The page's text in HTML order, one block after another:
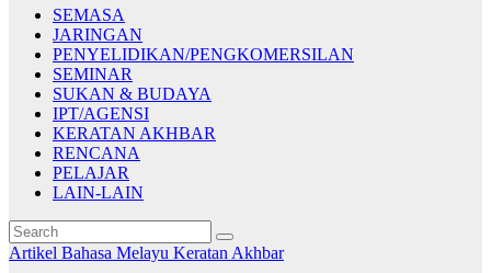
SEMASA
JARINGAN
PENYELIDIKAN/PENGKOMERSILAN
SEMINAR
SUKAN & BUDAYA
IPT/AGENSI
KERATAN AKHBAR
RENCANA
PELAJAR
LAIN-LAIN
Artikel Bahasa Melayu Keratan Akhbar